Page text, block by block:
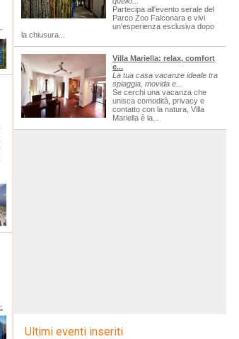
Partecipa all'evento serale del
Parco Zoo Falconara e vivi
un'esperienza esclusiva dopo
la chiusura...
Villa Mariella: relax, comfort
e...
La tua casa vacanze ideale tra
spiaggia, movida e...
Se cerchi una vacanza che
unisca comodità, privacy e
contatto con la natura, Villa
Mariella è la...
Ultimi eventi inseriti